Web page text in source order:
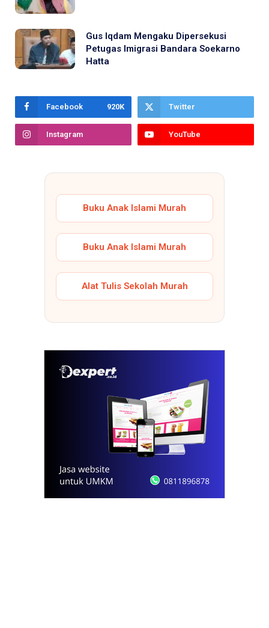
Gus Iqdam Mengaku Dipersekusi
Petugas Imigrasi Bandara Soekarno
Hatta
Facebook 920K Twitter
Instagram YouTube
Buku Anak Islami Murah
Buku Anak Islami Murah
Alat Tulis Sekolah Murah